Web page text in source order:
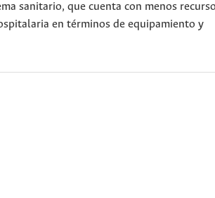
sanitario, que cuenta con menos
en términos de equipamiento y